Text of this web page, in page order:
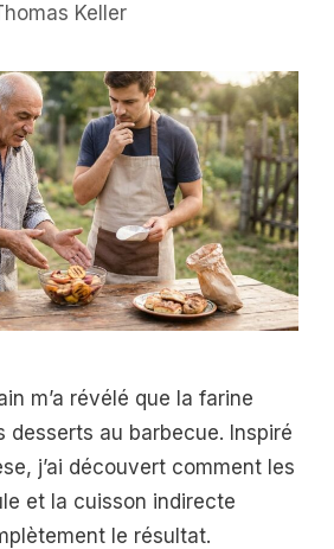
Keller
m’a révélé que la farine
desserts au barbecue. Inspiré
j’ai découvert comment les
et la cuisson indirecte
le résultat.